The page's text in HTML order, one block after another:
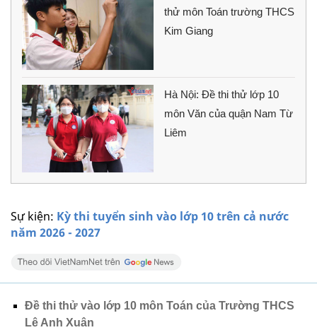
Sự kiện: Kỳ thi tuyển sinh vào lớp 10 trên cả nước
năm 2026 - 2027
thử môn Toán trường THCS
Kim Giang
Hà Nội: Đề thi thử lớp 10
môn Văn của quận Nam Từ
Liêm
Đề thi thử vào lớp 10 môn Toán của Trường THCS
Lê Anh Xuân